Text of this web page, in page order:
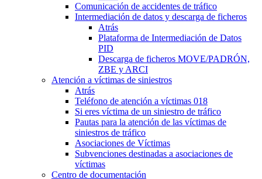
Comunicación de accidentes de tráfico
Intermediación de datos y descarga de ficheros
Atrás
Plataforma de Intermediación de Datos
PID
Descarga de ficheros MOVE/PADRÓN,
ZBE y ARCI
Atención a víctimas de siniestros
Atrás
Teléfono de atención a víctimas 018
Si eres víctima de un siniestro de tráfico
Pautas para la atención de las víctimas de
siniestros de tráfico
Asociaciones de Víctimas
Subvenciones destinadas a asociaciones de
víctimas
Centro de documentación